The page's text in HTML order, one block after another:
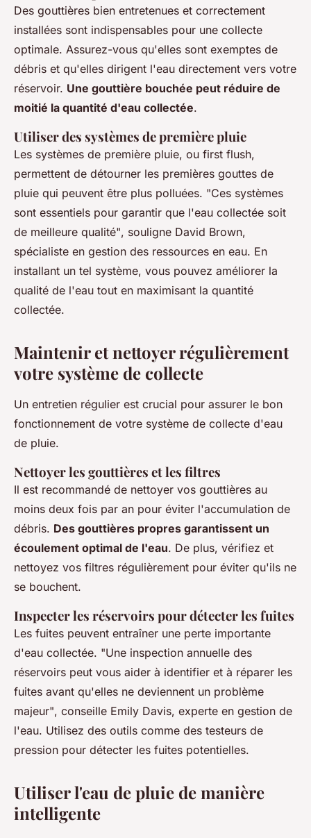
Des gouttières bien entretenues et correctement
installées sont indispensables pour une collecte
optimale. Assurez-vous qu'elles sont exemptes de
débris et qu'elles dirigent l'eau directement vers votre
réservoir. Une gouttière bouchée peut réduire de
moitié la quantité d'eau collectée.
Utiliser des systèmes de première pluie
Les systèmes de première pluie, ou first flush,
permettent de détourner les premières gouttes de
pluie qui peuvent être plus polluées. "Ces systèmes
sont essentiels pour garantir que l'eau collectée soit
de meilleure qualité", souligne David Brown,
spécialiste en gestion des ressources en eau. En
installant un tel système, vous pouvez améliorer la
qualité de l'eau tout en maximisant la quantité
collectée.
Maintenir et nettoyer régulièrement
votre système de collecte
Un entretien régulier est crucial pour assurer le bon
fonctionnement de votre système de collecte d'eau
de pluie.
Nettoyer les gouttières et les filtres
Il est recommandé de nettoyer vos gouttières au
moins deux fois par an pour éviter l'accumulation de
débris. Des gouttières propres garantissent un
écoulement optimal de l'eau. De plus, vérifiez et
nettoyez vos filtres régulièrement pour éviter qu'ils ne
se bouchent.
Inspecter les réservoirs pour détecter les fuites
Les fuites peuvent entraîner une perte importante
d'eau collectée. "Une inspection annuelle des
réservoirs peut vous aider à identifier et à réparer les
fuites avant qu'elles ne deviennent un problème
majeur", conseille Emily Davis, experte en gestion de
l'eau. Utilisez des outils comme des testeurs de
pression pour détecter les fuites potentielles.
Utiliser l'eau de pluie de manière
intelligente